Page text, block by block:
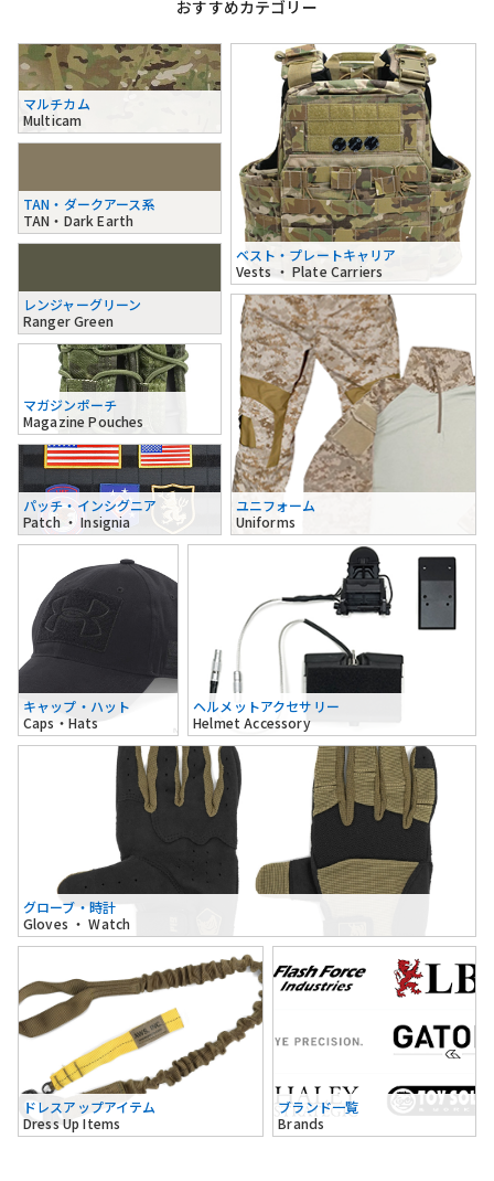
おすすめカテゴリー
マルチカム
Multicam
TAN・ダークアース系
TAN・Dark Earth
レンジャーグリーン
Ranger Green
ベスト・プレートキャリア
Vests ・ Plate Carriers
マガジンポーチ
Magazine Pouches
パッチ・インシグニア
Patch ・ Insignia
ユニフォーム
Uniforms
キャップ・ハット
Caps・Hats
ヘルメットアクセサリー
Helmet Accessory
グローブ・時計
Gloves ・ Watch
ドレスアップアイテム
Dress Up Items
ブランド一覧
Brands